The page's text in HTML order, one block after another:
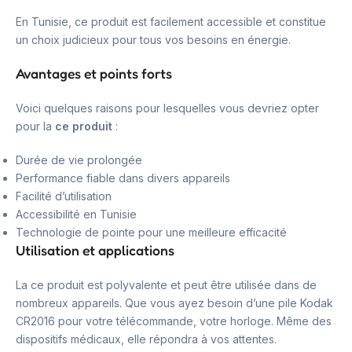
En Tunisie, ce produit est facilement accessible et constitue
un choix judicieux pour tous vos besoins en énergie.
Avantages et points forts
Voici quelques raisons pour lesquelles vous devriez opter
pour la ce produit :
Durée de vie prolongée
Performance fiable dans divers appareils
Facilité d’utilisation
Accessibilité en Tunisie
Technologie de pointe pour une meilleure efficacité
Utilisation et applications
La ce produit est polyvalente et peut être utilisée dans de
nombreux appareils. Que vous ayez besoin d’une pile Kodak
CR2016 pour votre télécommande, votre horloge. Même des
dispositifs médicaux, elle répondra à vos attentes.